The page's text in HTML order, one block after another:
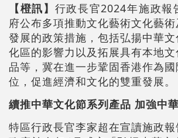
【橙訊】 行政長官2024年施政報
府公布多項推動文化藝術文化藝
發展的政策措施，包括弘揚中華
化區的影響力以及拓展具有本地
品等，冀在進一步鞏固香港作為
位，促進經濟和文化的雙重發展。
續推中華文化節系列產品 加強中
特區行政長官李家超在宣讀施政